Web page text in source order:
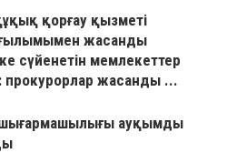
қорғау қызметі
жасанды
сүйенетін мемлекеттер
прокурорлар жасанды ...
ауқымды